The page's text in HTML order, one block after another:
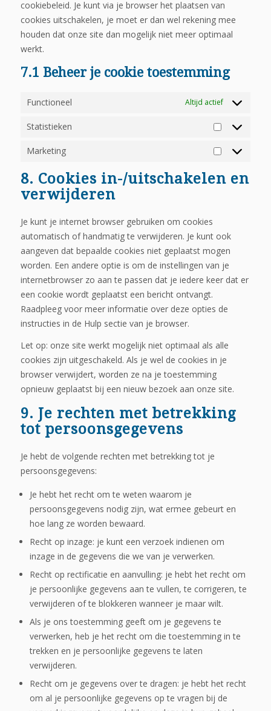
cookiebeleid. Je kunt via je browser het plaatsen van
cookies uitschakelen, je moet er dan wel rekening mee
houden dat onze site dan mogelijk niet meer optimaal
werkt.
7.1 Beheer je cookie toestemming
Functioneel Altijd actief
Statistieken
Statistieken
Marketing
Marketing
8. Cookies in-/uitschakelen en
verwijderen
Je kunt je internet browser gebruiken om cookies
automatisch of handmatig te verwijderen. Je kunt ook
aangeven dat bepaalde cookies niet geplaatst mogen
worden. Een andere optie is om de instellingen van je
internetbrowser zo aan te passen dat je iedere keer dat er
een cookie wordt geplaatst een bericht ontvangt.
Raadpleeg voor meer informatie over deze opties de
instructies in de Hulp sectie van je browser.
Let op: onze site werkt mogelijk niet optimaal als alle
cookies zijn uitgeschakeld. Als je wel de cookies in je
browser verwijdert, worden ze na je toestemming
opnieuw geplaatst bij een nieuw bezoek aan onze site.
9. Je rechten met betrekking
tot persoonsgegevens
Je hebt de volgende rechten met betrekking tot je
persoonsgegevens:
Je hebt het recht om te weten waarom je
persoonsgegevens nodig zijn, wat ermee gebeurt en
hoe lang ze worden bewaard.
Recht op inzage: je kunt een verzoek indienen om
inzage in de gegevens die we van je verwerken.
Recht op rectificatie en aanvulling: je hebt het recht om
je persoonlijke gegevens aan te vullen, te corrigeren, te
verwijderen of te blokkeren wanneer je maar wilt.
Als je ons toestemming geeft om je gegevens te
verwerken, heb je het recht om die toestemming in te
trekken en je persoonlijke gegevens te laten
verwijderen.
Recht om je gegevens over te dragen: je hebt het recht
om al je persoonlijke gegevens op te vragen bij de